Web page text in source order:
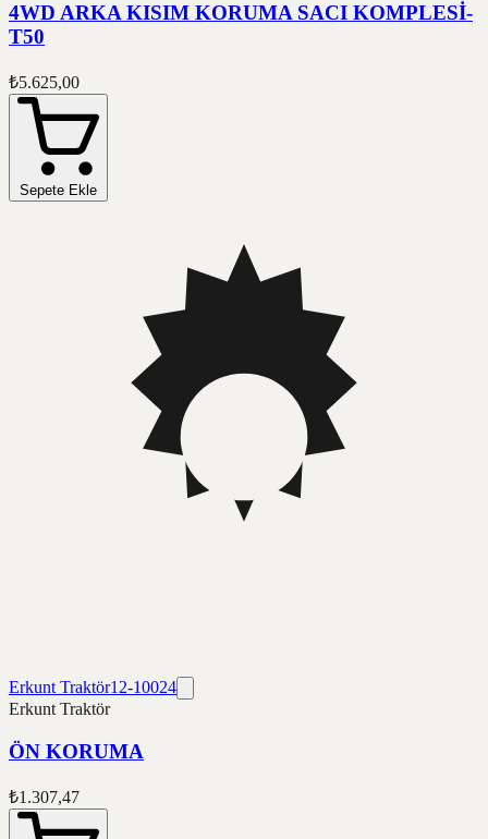
4WD ARKA KISIM KORUMA SACI KOMPLESİ-
T50
₺5.625,00
Sepete Ekle
Erkunt Traktör12-10024
Erkunt Traktör
ÖN KORUMA
₺1.307,47